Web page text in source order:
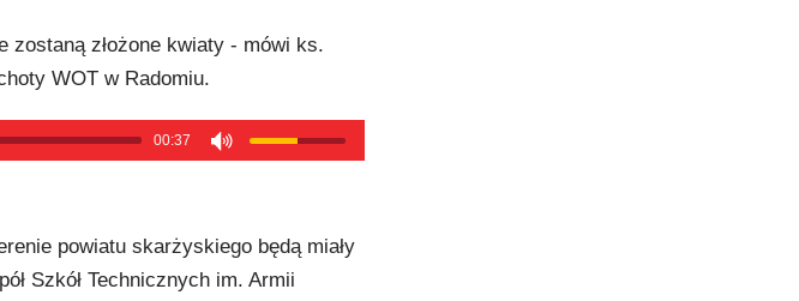
zostaną złożone kwiaty - mówi ks.
WOT w Radomiu.
00:37
powiatu skarżyskiego będą miały
Szkół Technicznych im. Armii